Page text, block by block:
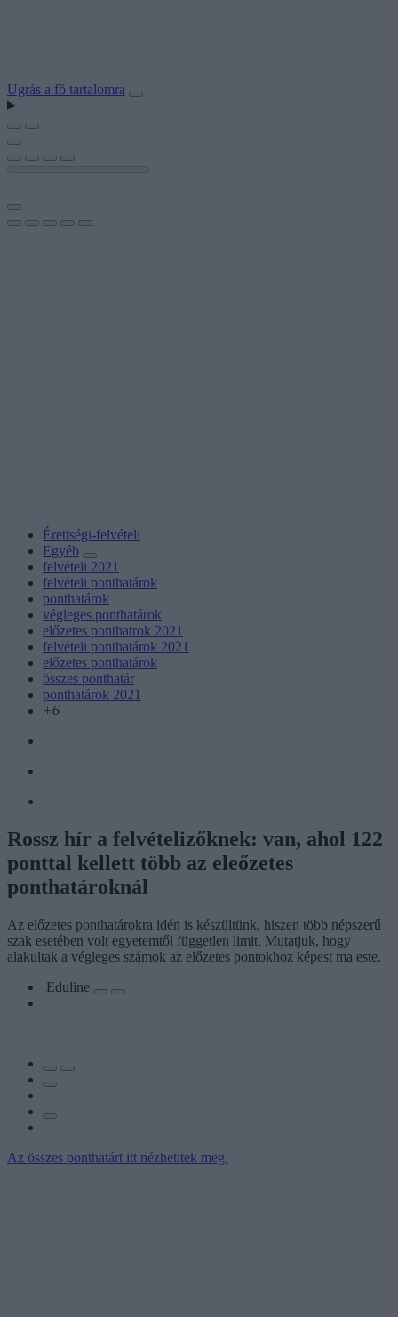
Ugrás a fő tartalomra
Érettségi-felvételi
Egyéb
felvételi 2021
felvételi ponthatárok
ponthatárok
végleges ponthatárok
előzetes ponthatrok 2021
felvételi ponthatárok 2021
előzetes ponthatárok
összes ponthatár
ponthatárok 2021
+6
Rossz hír a felvételizőknek: van, ahol 122
ponttal kellett több az eleőzetes
ponthatároknál
Az előzetes ponthatárokra idén is készültünk, hiszen több népszerű
szak esetében volt egyetemtől független limit. Mutatjuk, hogy
alakultak a végleges számok az előzetes pontokhoz képest ma este.
Eduline
Az összes ponthatárt itt nézhetitek meg.